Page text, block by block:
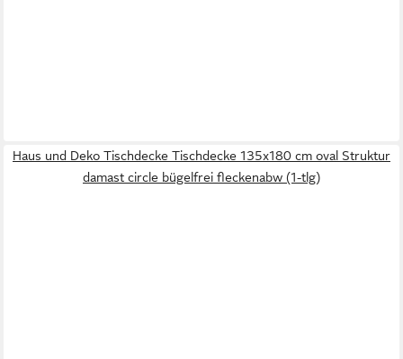
Haus und Deko Tischdecke Tischdecke 135x180 cm oval Struktur
damast circle bügelfrei fleckenabw (1-tlg)